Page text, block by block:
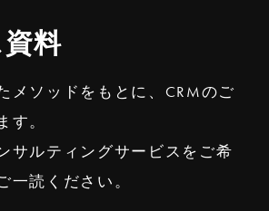
料
メソッドをもとに、CRMのご
す。
サルティングサービスをご希
一読ください。